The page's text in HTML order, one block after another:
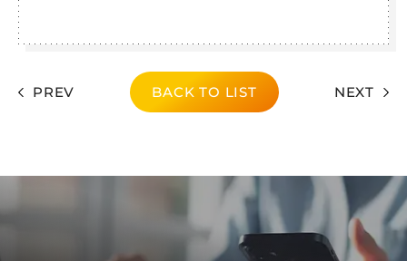
PREV BACK TO LIST NEXT